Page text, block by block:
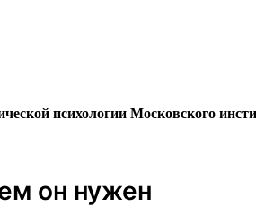
психологии Московского
он нужен